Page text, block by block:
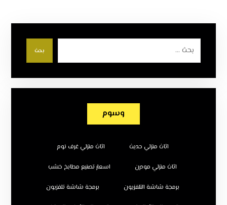
بحث
وسوم
اثاث منزلي حديث اثاث منزلي غرف نوم
اثاث منزلي مودرن اسعار تصنيع مطابخ خشب
برمجة شاشة التلفزيون برمجة شاشة تلفزيون